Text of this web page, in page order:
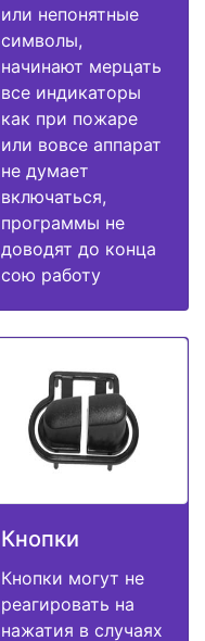
или непонятные
символы,
начинают мерцать
все индикаторы
как при пожаре
или вовсе аппарат
не думает
включаться,
программы не
доводят до конца
сою работу
Кнопки
Кнопки могут не
реагировать на
нажатия в случаях